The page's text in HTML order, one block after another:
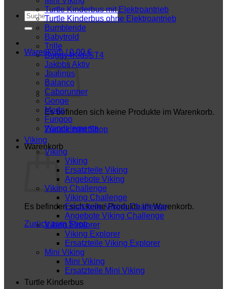
Suchen
nach:
Warenkorb /0,00€
Es befinden sich keine Produkte im Warenkorb.
Zurück zum Shop
Warenkorb
Es befinden sich keine Produkte im Warenkorb.
Zurück zum Shop
Turtle Kinderbus mit Elektroantrieb
Turtle Kinderbus ohne Elektroantrieb
Bumbleride
Babytrold
Trille
Buggy4KidsST4
Jakobs Aktiv
Jaalinus
Balanco
Caborunner
Gonge
Modo
Fungoo
Wandelemente
Viking
Viking
Viking
Ersatzteile Viking
Angebote Viking
Viking Challenge
Viking Challenge
Ersatzteile Viking Challenge
Angebote Viking Challenge
Viking Explorer
Viking Explorer
Ersatzteile Viking Explorer
Mini Viking
Mini Viking
Ersatzteile Mini Viking
Turtle Kinderbus